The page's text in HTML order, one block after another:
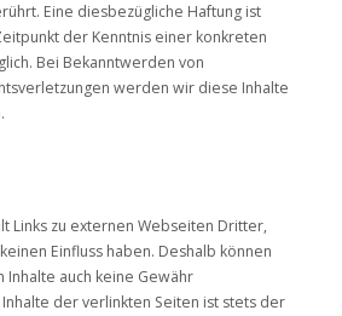
Eine diesbezügliche Haftung ist
der Kenntnis einer konkreten
Bei Bekanntwerden von
werden wir diese Inhalte
Links zu externen Webseiten Dritter,
Einfluss haben. Deshalb können
auch keine Gewähr
der verlinkten Seiten ist stets der